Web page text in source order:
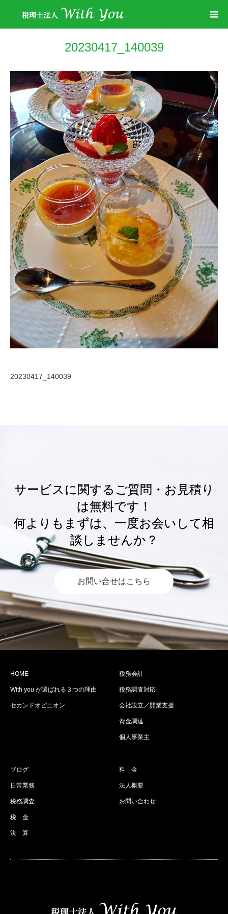
20230417_140039
20230417_140039
サービスに関するご質問・お見積り
は無料です！
何よりもまずは、一度お会いして相
談しませんか？
お問い合せはこちら
HOME
With you が選ばれる３つの理由
セカンドオピニオン
税務会計
税務調査対応
会社設立／開業支援
資金調達
個人事業主
ブログ
日常業務
税務調査
税 金
決 算
料 金
法人概要
お問い合わせ